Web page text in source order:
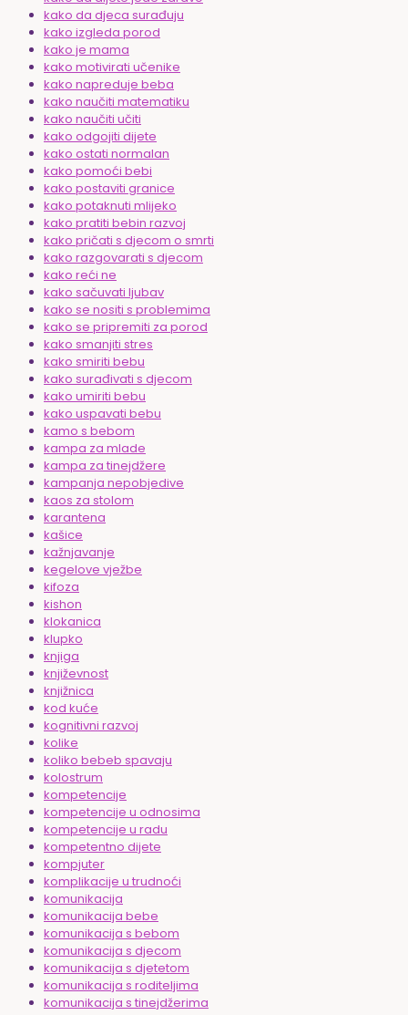
kako da djeca surađuju
kako izgleda porod
kako je mama
kako motivirati učenike
kako napreduje beba
kako naučiti matematiku
kako naučiti učiti
kako odgojiti dijete
kako ostati normalan
kako pomoći bebi
kako postaviti granice
kako potaknuti mlijeko
kako pratiti bebin razvoj
kako pričati s djecom o smrti
kako razgovarati s djecom
kako reći ne
kako sačuvati ljubav
kako se nositi s problemima
kako se pripremiti za porod
kako smanjiti stres
kako smiriti bebu
kako surađivati s djecom
kako umiriti bebu
kako uspavati bebu
kamo s bebom
kampa za mlade
kampa za tinejdžere
kampanja nepobjedive
kaos za stolom
karantena
kašice
kažnjavanje
kegelove vježbe
kifoza
kishon
klokanica
klupko
knjiga
književnost
knjižnica
kod kuće
kognitivni razvoj
kolike
koliko bebeb spavaju
kolostrum
kompetencije
kompetencije u odnosima
kompetencije u radu
kompetentno dijete
kompjuter
komplikacije u trudnoći
komunikacija
komunikacija bebe
komunikacija s bebom
komunikacija s djecom
komunikacija s djetetom
komunikacija s roditeljima
komunikacija s tinejdžerima